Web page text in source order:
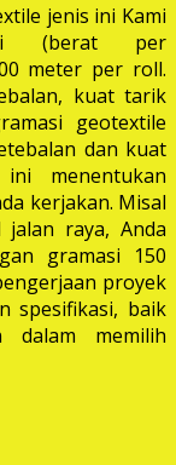
jenis ini Kami
(berat per
meter per roll.
kuat tarik
geotextile
dan kuat
menentukan
kerjakan. Misal
raya, Anda
gramasi 150
proyek
spesifikasi, baik
dalam memilih